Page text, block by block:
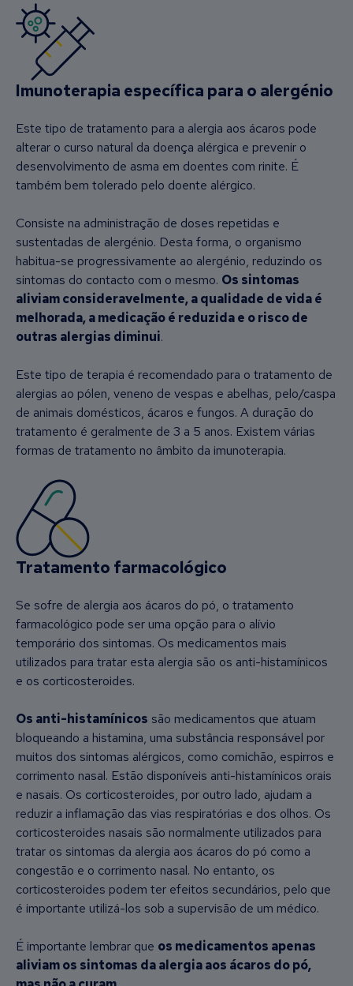
Imunoterapia específica para o alergénio
Este tipo de tratamento para a alergia aos ácaros pode
alterar o curso natural da doença alérgica e prevenir o
desenvolvimento de asma em doentes com rinite. É
também bem tolerado pelo doente alérgico.
Consiste na administração de doses repetidas e
sustentadas de alergénio. Desta forma, o organismo
habitua-se progressivamente ao alergénio, reduzindo os
sintomas do contacto com o mesmo. Os sintomas
aliviam consideravelmente, a qualidade de vida é
melhorada, a medicação é reduzida e o risco de
outras alergias diminui.
Este tipo de terapia é recomendado para o tratamento de
alergias ao pólen, veneno de vespas e abelhas, pelo/caspa
de animais domésticos, ácaros e fungos. A duração do
tratamento é geralmente de 3 a 5 anos. Existem várias
formas de tratamento no âmbito da imunoterapia.
Tratamento farmacológico
Se sofre de alergia aos ácaros do pó, o tratamento
farmacológico pode ser uma opção para o alívio
temporário dos sintomas. Os medicamentos mais
utilizados para tratar esta alergia são os anti-histamínicos
e os corticosteroides.
Os anti-histamínicos são medicamentos que atuam
bloqueando a histamina, uma substância responsável por
muitos dos sintomas alérgicos, como comichão, espirros e
corrimento nasal. Estão disponíveis anti-histamínicos orais
e nasais. Os corticosteroides, por outro lado, ajudam a
reduzir a inflamação das vias respiratórias e dos olhos. Os
corticosteroides nasais são normalmente utilizados para
tratar os sintomas da alergia aos ácaros do pó como a
congestão e o corrimento nasal. No entanto, os
corticosteroides podem ter efeitos secundários, pelo que
é importante utilizá-los sob a supervisão de um médico.
É importante lembrar que os medicamentos apenas
aliviam os sintomas da alergia aos ácaros do pó,